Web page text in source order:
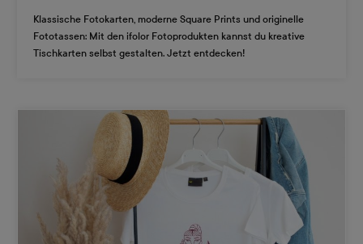
Klassische Fotokarten, moderne Square Prints und originelle
Fototassen: Mit den ifolor Fotoprodukten kannst du kreative
Tischkarten selbst gestalten. Jetzt entdecken!